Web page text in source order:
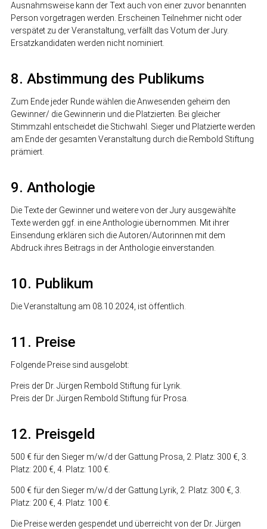
Ausnahmsweise kann der Text auch von einer zuvor benannten
Person vorgetragen werden. Erscheinen Teilnehmer nicht oder
verspätet zu der Veranstaltung, verfällt das Votum der Jury.
Ersatzkandidaten werden nicht nominiert.
8. Abstimmung des Publikums
Zum Ende jeder Runde wählen die Anwesenden geheim den
Gewinner/ die Gewinnerin und die Platzierten. Bei gleicher
Stimmzahl entscheidet die Stichwahl. Sieger und Platzierte werden
am Ende der gesamten Veranstaltung durch die Rembold Stiftung
prämiert.
9. Anthologie
Die Texte der Gewinner und weitere von der Jury ausgewählte
Texte werden ggf. in eine Anthologie übernommen. Mit ihrer
Einsendung erklären sich die Autoren/Autorinnen mit dem
Abdruck ihres Beitrags in der Anthologie einverstanden.
10. Publikum
Die Veranstaltung am 08.10.2024, ist öffentlich.
11. Preise
Folgende Preise sind ausgelobt:
Preis der Dr. Jürgen Rembold Stiftung für Lyrik.
Preis der Dr. Jürgen Rembold Stiftung für Prosa.
12. Preisgeld
500 € für den Sieger m/w/d der Gattung Prosa, 2. Platz: 300 €, 3.
Platz: 200 €, 4. Platz: 100 €.
500 € für den Sieger m/w/d der Gattung Lyrik, 2. Platz: 300 €, 3.
Platz: 200 €, 4. Platz: 100 €.
Die Preise werden gespendet und überreicht von der Dr. Jürgen